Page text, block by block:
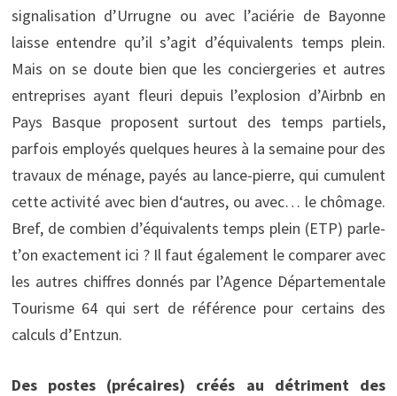
signalisation d’Urrugne ou avec l’aciérie de Bayonne
laisse entendre qu’il s’agit d’équivalents temps plein.
Mais on se doute bien que les conciergeries et autres
entreprises ayant fleuri depuis l’explosion d’Airbnb en
Pays Basque proposent surtout des temps partiels,
parfois employés quelques heures à la semaine pour des
travaux de ménage, payés au lance-pierre, qui cumulent
cette activité avec bien d‘autres, ou avec… le chômage.
Bref, de combien d’équivalents temps plein (ETP) parle-
t’on exactement ici ? Il faut également le comparer avec
les autres chiffres donnés par l’Agence Départementale
Tourisme 64 qui sert de référence pour certains des
calculs d’Entzun.
Des postes (précaires) créés au détriment des